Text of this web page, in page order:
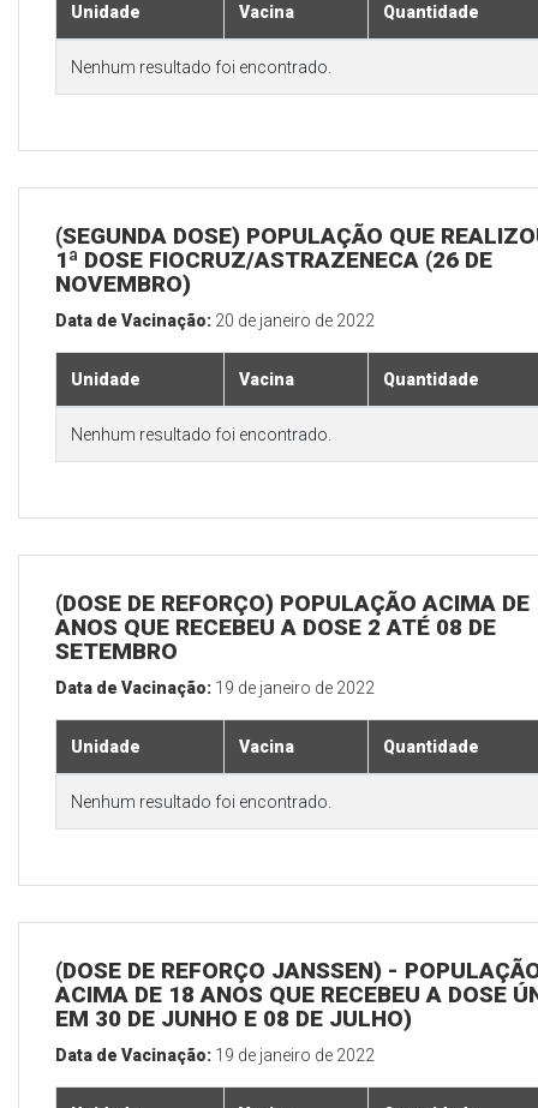
Unidade Vacina Quantidade
Nenhum resultado foi encontrado.
(SEGUNDA DOSE) POPULAÇÃO QUE
1ª DOSE FIOCRUZ/ASTRAZENECA (26 DE
NOVEMBRO)
Data de Vacinação: 20 de janeiro de 2022
Unidade Vacina Quantidade
Nenhum resultado foi encontrado.
(DOSE DE REFORÇO) POPULAÇÃO ACIMA DE
ANOS QUE RECEBEU A DOSE 2 ATÉ 08 DE
SETEMBRO
Data de Vacinação: 19 de janeiro de 2022
Unidade Vacina Quantidade
Nenhum resultado foi encontrado.
(DOSE DE REFORÇO JANSSEN) -
ACIMA DE 18 ANOS QUE RECEBEU A DOSE
EM 30 DE JUNHO E 08 DE JULHO)
Data de Vacinação: 19 de janeiro de 2022